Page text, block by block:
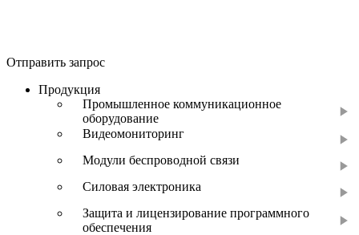
Отправить запрос
Продукция
Промышленное коммуникационное
оборудование
Видеомониторинг
Модули беспроводной связи
Силовая электроника
Защита и лицензирование программного
обеспечения